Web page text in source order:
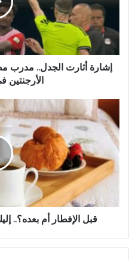
إشارة أثارت الجدل.. مدرب
الأرجنتين
قبل الإفطار أم بعده؟..